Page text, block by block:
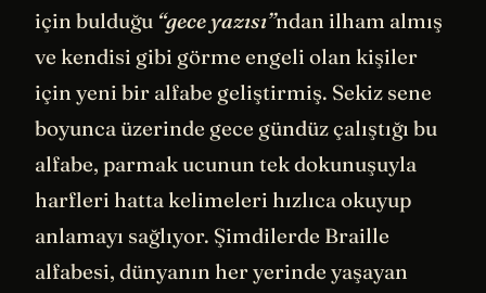
için bulduğu “gece yazısı”ndan ilham almış
ve kendisi gibi görme engeli olan kişiler
için yeni bir alfabe geliştirmiş. Sekiz sene
boyunca üzerinde gece gündüz çalıştığı bu
alfabe, parmak ucunun tek dokunuşuyla
harfleri hatta kelimeleri hızlıca okuyup
anlamayı sağlıyor. Şimdilerde Braille
alfabesi, dünyanın her yerinde yaşayan